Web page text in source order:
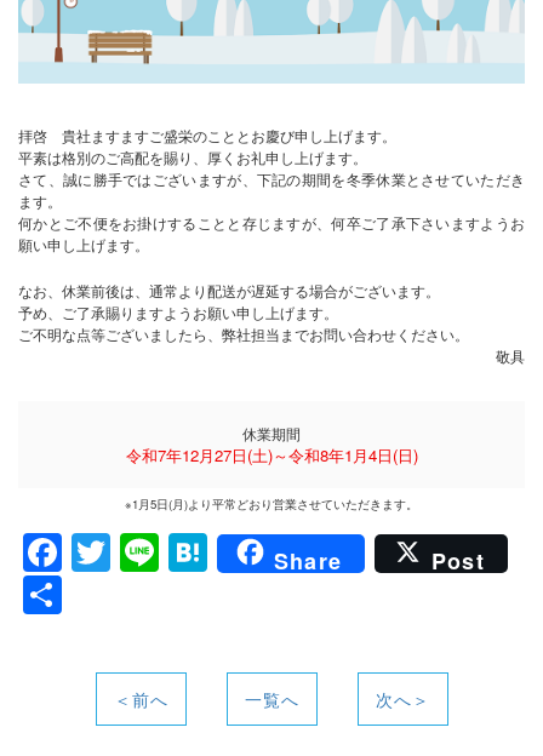
拝啓 貴社ますますご盛栄のこととお慶び申し上げます。
平素は格別のご高配を賜り、厚くお礼申し上げます。
さて、誠に勝手ではございますが、下記の期間を冬季休業とさせていただき
ます。
何かとご不便をお掛けすることと存じますが、何卒ご了承下さいますようお
願い申し上げます。
なお、休業前後は、通常より配送が遅延する場合がございます。
予め、ご了承賜りますようお願い申し上げます。
ご不明な点等ございましたら、弊社担当までお問い合わせください。
敬具
休業期間
令和7年12月27日(土)～令和8年1月4日(日)
※1月5日(月)より平常どおり営業させていただきます。
F T
er
Li H
at
n
Share Post
＜前へ 一覧へ 次へ＞